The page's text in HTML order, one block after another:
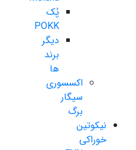
پُک
POKK
دیگر
برند
ها
اکسسوری
سیگار
برگ
نیکوتین
خوراکی